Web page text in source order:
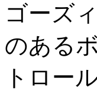
ゴーズ
のある
トロー